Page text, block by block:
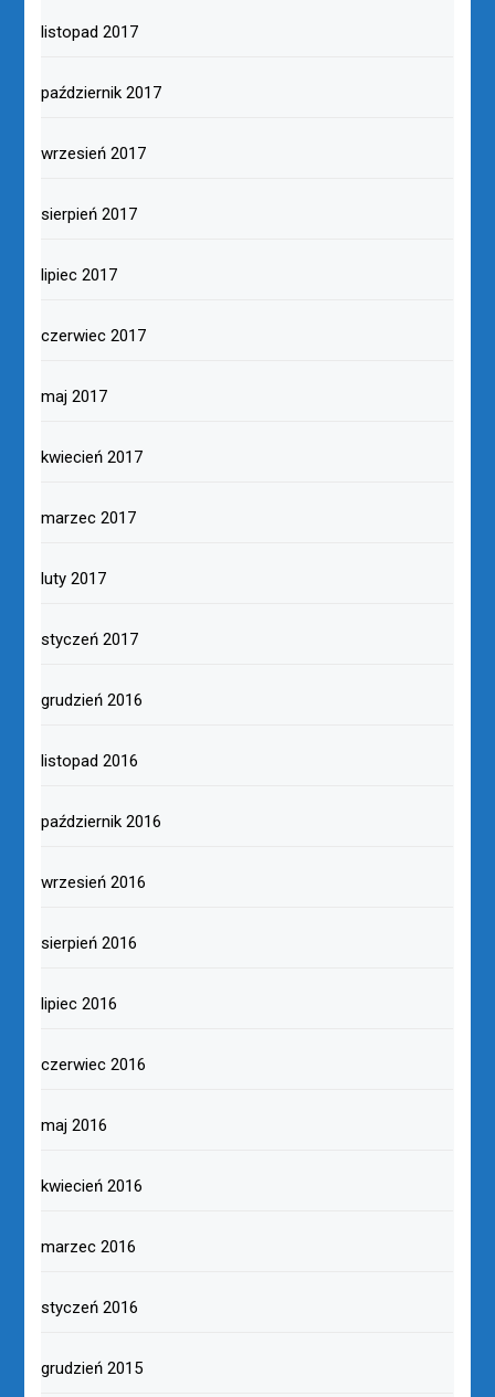
listopad 2017
październik 2017
wrzesień 2017
sierpień 2017
lipiec 2017
czerwiec 2017
maj 2017
kwiecień 2017
marzec 2017
luty 2017
styczeń 2017
grudzień 2016
listopad 2016
październik 2016
wrzesień 2016
sierpień 2016
lipiec 2016
czerwiec 2016
maj 2016
kwiecień 2016
marzec 2016
styczeń 2016
grudzień 2015